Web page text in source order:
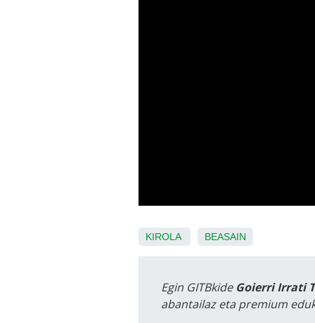
KIROLA BEASAIN
Egin GITBkide Goierri Irrati
abantailaz eta premium